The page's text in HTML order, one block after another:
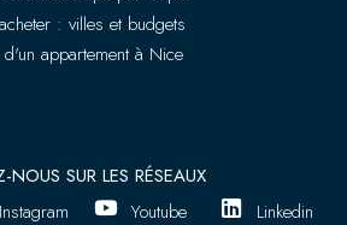
: villes et budgets
d'un appartement à Nice
NOUS SUR LES RÉSEAUX
Instagram Youtube Linkedin